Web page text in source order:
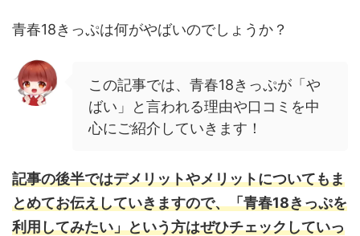
青春18きっぷは何がやばいのでしょうか？
この記事では、青春18きっぷが「や
ばい」と言われる理由や口コミを中
心にご紹介していきます！
記事の後半ではデメリットやメリットについてもま
とめてお伝えしていきますので、「青春18きっぷを
利用してみたい」という方はぜひチェックしていっ